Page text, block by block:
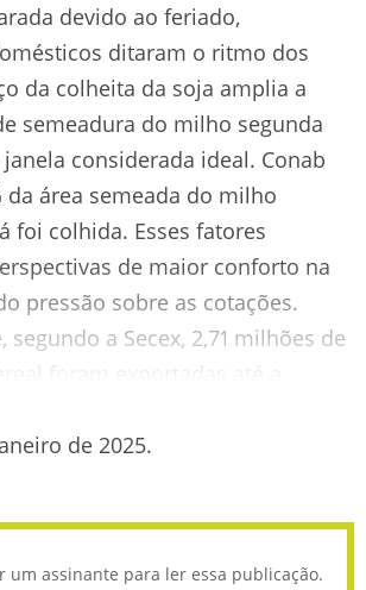
devido ao feriado,
ditaram o ritmo dos
da colheita da soja amplia a
semeadura do milho segunda
considerada ideal. Conab
da área semeada do milho
foi colhida. Esses fatores
de maior conforto na
pressão sobre as cotações.
segundo a Secex, 2,71 milhões de
foram exportadas até a
de 2025.
um assinante para ler essa publicação.